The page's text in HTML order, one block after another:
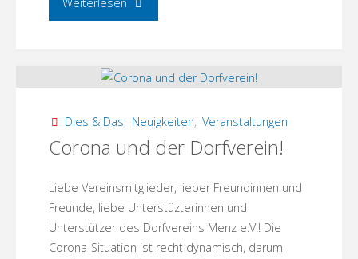
Apfelbäumen
Angelika
Christhard
Läpple
Dies & Das, Neuigkeiten, Veranstaltungen
Corona und der Dorfverein!
Liebe Vereinsmitglieder, lieber Freundinnen und
Freunde, liebe Unterstüzterinnen und
Unterstützer des Dorfvereins Menz e.V.! Die
Corona-Situation ist recht dynamisch, darum